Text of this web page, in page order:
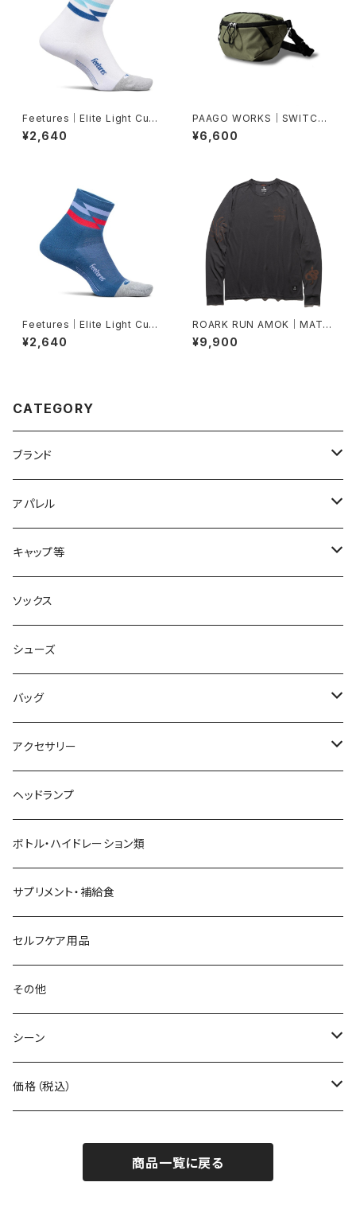
Feetures｜Elite Light Cush
ion Quarter -White Track
¥2,640
PAAGO WORKS｜SWITCH
M（モスグリーン）
¥6,600
Feetures｜Elite Light Cush
ion Quarter -Blue Track
¥2,640
ROARK RUN AMOK｜MATHI
S ACTIVE LS col.ONYX
¥9,900
CATEGORY
ブランド
2XU
acu Products
AILEY
AKIV
ALTRA
aroma vera
AZUMA BAG
BANANA GO
Beruf Baggage
Body Glide
BONE
BOOKMAN
carb
Ciele Athletics
アパレル
トップス
ボトムス
キャップ等
キャップ・ハット
ヘッドバンド
ソックス
シューズ
バッグ
バックパック
ショルダーバッグ
トートバッグ
2WAYバッグ/3WAYバッグ
その他バッグ
アクセサリー
サングラス
てぬぐい
財布
アームカバー
ネックゲイター
ヘッドランプ
ボトル・ハイドレーション類
サプリメント・補給食
セルフケア用品
その他
シーン
自転車
価格（税込）
1,001～5,000円
商品一覧に戻る